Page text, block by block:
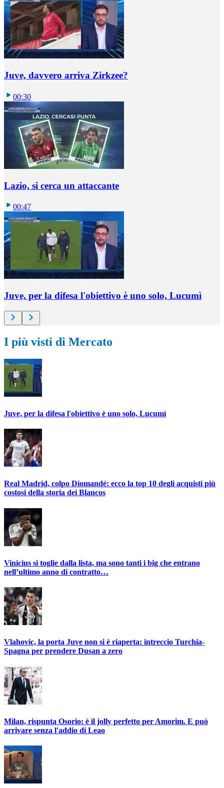
Juve, davvero arriva Zirkzee?
00:30
Lazio, si cerca un attaccante
00:47
Juve, per la difesa l'obiettivo è uno solo, Lucumì
I più visti di Mercato
Juve, per la difesa l'obiettivo è uno solo, Lucumì
Real Madrid, colpo Diomandé: ecco la top 10 degli acquisti più
costosi della storia dei Blancos
Vinicius si toglie dalla lista, ma sono tanti i big che entrano
nell’ultimo anno di contratto…
Vlahovic, la porta Juve non si è riaperta: intreccio Turchia-
Spagna per prendere Dusan a zero
Milan, rispunta Osorio: è il jolly perfetto per Amorim. E può
arrivare senza l'addio di Leao